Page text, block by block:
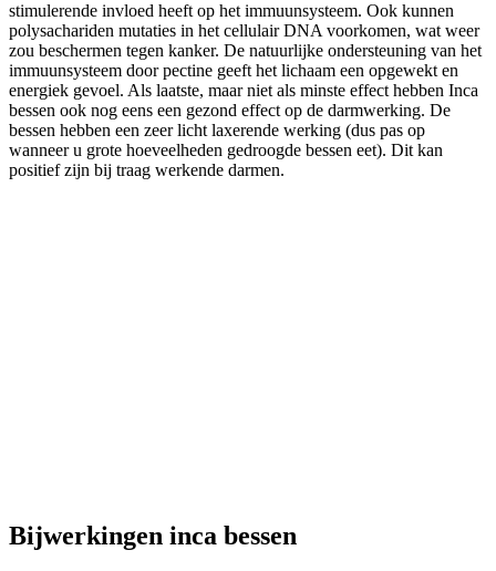
stimulerende invloed heeft op het immuunsysteem. Ook kunnen
polysachariden mutaties in het cellulair DNA voorkomen, wat weer
zou beschermen tegen kanker. De natuurlijke ondersteuning van het
immuunsysteem door pectine geeft het lichaam een opgewekt en
energiek gevoel. Als laatste, maar niet als minste effect hebben Inca
bessen ook nog eens een gezond effect op de darmwerking. De
bessen hebben een zeer licht laxerende werking (dus pas op
wanneer u grote hoeveelheden gedroogde bessen eet). Dit kan
positief zijn bij traag werkende darmen.
Bijwerkingen inca bessen